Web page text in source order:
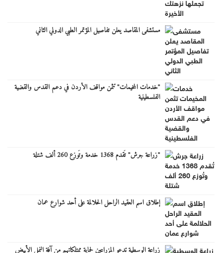
مستشفى المقاصد يعلن تفاصيل المؤتمر الطبي الدولي الثاني
"خدمات المخيمات" تثمن مواقف الأردن في دعم القدس والقضية
الفلسطينية
"زراعة جرش" تُقدم 1368 خدمة وتُوزع 260 ألف شتلة
إطلاق اسم العقيد الراحل الحلالمة على أحد شوارع عمان
زراعة الوسطية تدعو المزراعين لحماية ممتلكاتهم من آفة النمل الأبيض